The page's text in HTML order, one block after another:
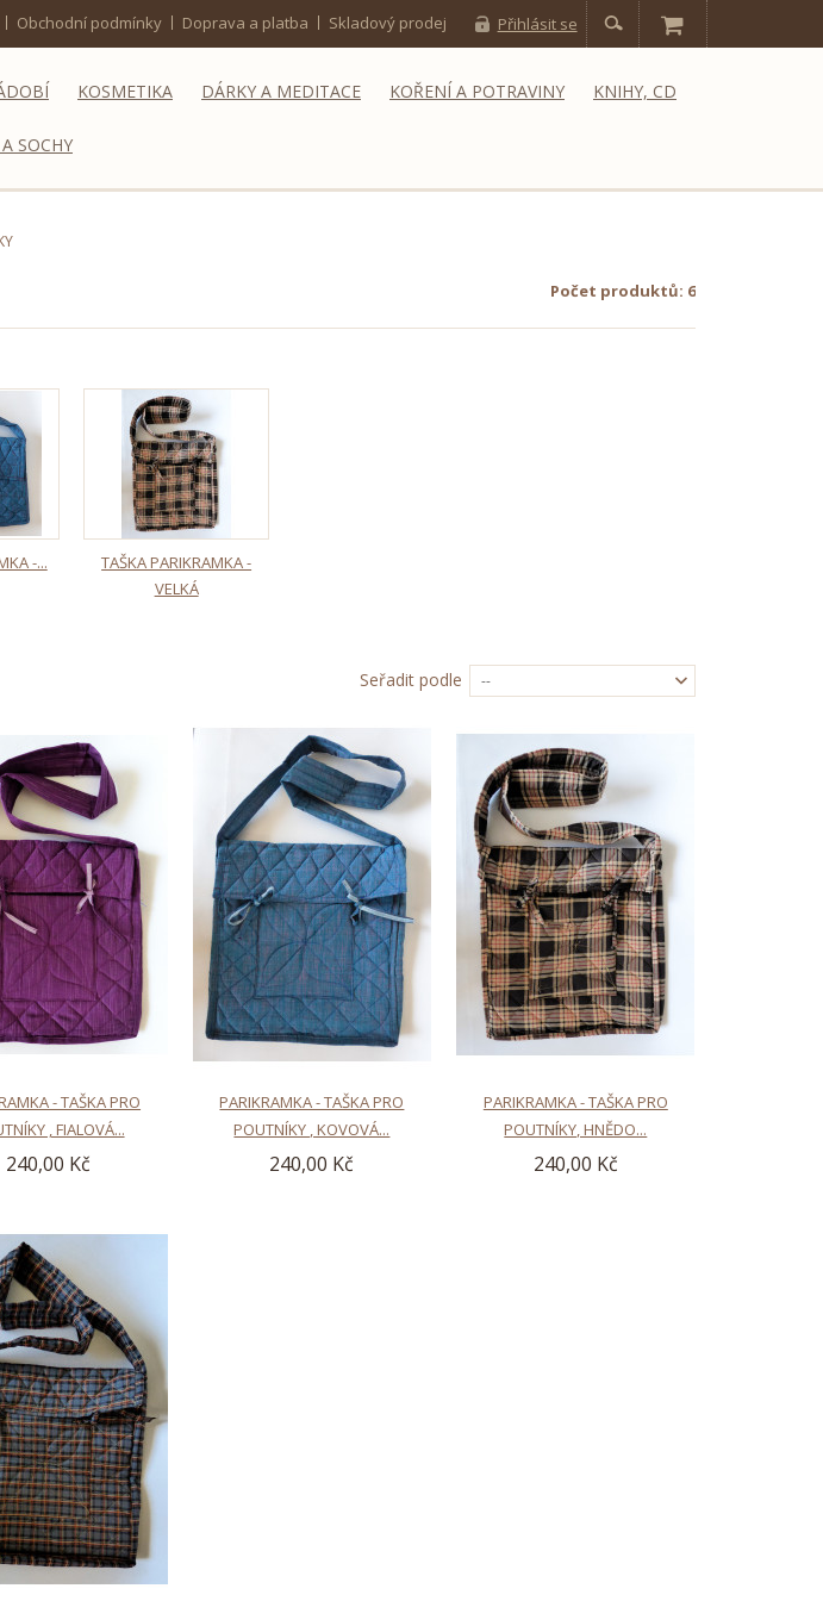
Přihlásit se
Obchodní podmínky Doprava a platba Skladový prodej
KOSMETIKA DÁRKY A MEDITACE KOŘENÍ A POTRAVINY KNIHY, CD
SOCHY
Počet produktů: 6
-...
TAŠKA PARIKRAMKA -
VELKÁ
Seřadit podle --
- TAŠKA PRO
, FIALOVÁ...
240,00 Kč
PARIKRAMKA - TAŠKA PRO
POUTNÍKY , KOVOVÁ...
240,00 Kč
PARIKRAMKA - TAŠKA PRO
POUTNÍKY, HNĚDO...
240,00 Kč